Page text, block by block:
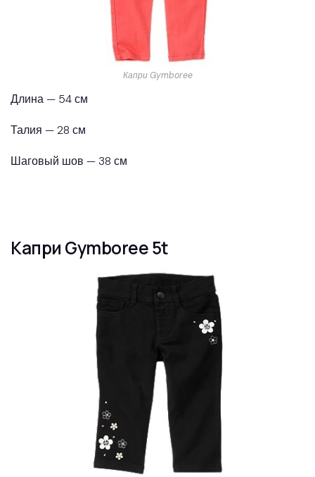
Капри Gymboree
Длина — 54 см
Талия — 28 см
Шаговый шов — 38 см
Капри Gymboree 5t